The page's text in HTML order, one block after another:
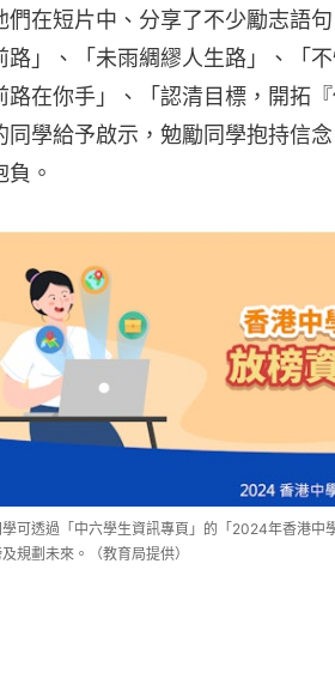
們在短片中、分享了不少勵志語
路」、「未雨綢繆人生路」、「
路在你手」、「認清目標，開拓
同學給予啟示，勉勵同學抱持信
負。
學可透過「中六學生資訊專頁」的「2024年香港
規劃未來。（教育局提供）